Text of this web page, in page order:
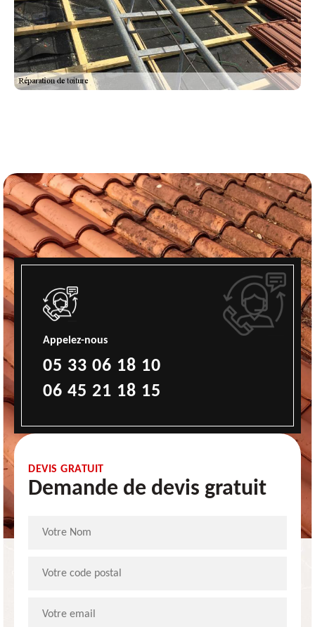
Appelez-nous
05 33 06 18 10
06 45 21 18 15
DEVIS GRATUIT
Demande de devis gratuit